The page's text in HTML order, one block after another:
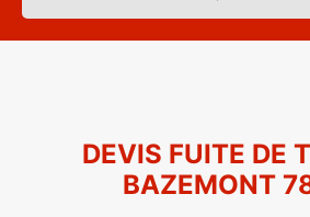
DEVIS FUITE DE
BAZEMONT